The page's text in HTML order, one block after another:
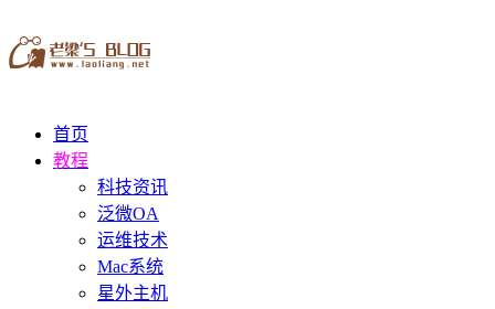
首页
教程
科技资讯
泛微OA
运维技术
Mac系统
星外主机